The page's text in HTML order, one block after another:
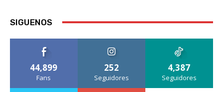
SIGUENOS
44,899
Fans
252
Seguidores
4,387
Seguidores